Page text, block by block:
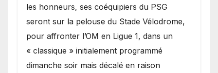
les honneurs, ses coéquipiers du PSG
seront sur la pelouse du Stade Vélodrome,
pour affronter l’OM en Ligue 1, dans un
« classique » initialement programmé
dimanche soir mais décalé en raison